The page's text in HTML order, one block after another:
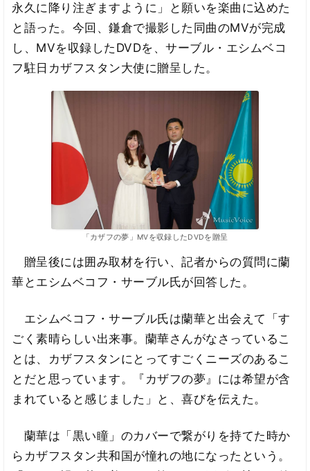
永久に降り注ぎますように」と願いを楽曲に込めた
と語った。今回、鎌倉で撮影した同曲のMVが完成
し、MVを収録したDVDを、サーブル・エシムベコ
フ駐日カザフスタン大使に贈呈した。
「カザフの夢」MVを収録したDVDを贈呈
贈呈後には囲み取材を行い、記者からの質問に蘭
華とエシムベコフ・サーブル氏が回答した。
エシムベコフ・サーブル氏は蘭華と出会えて「す
ごく素晴らしい出来事。蘭華さんがなさっているこ
とは、カザフスタンにとってすごくニーズのあるこ
とだと思っています。『カザフの夢』には希望が含
まれていると感じました」と、喜びを伝えた。
蘭華は「黒い瞳」のカバーで繋がりを持てた時か
らカザフスタン共和国が憧れの地になったという。